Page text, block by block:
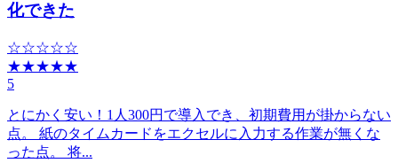
化できた
☆☆☆☆☆
★★★★★
5
とにかく安い！1人300円で導入でき、初期費用が掛からない
点。 紙のタイムカードをエクセルに入力する作業が無くな
った点。 将...